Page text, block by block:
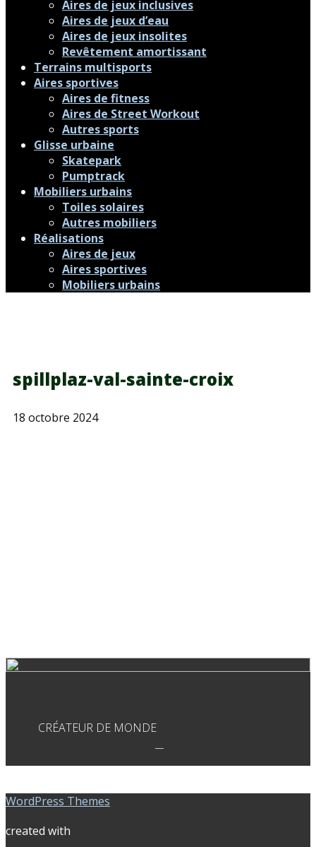
Aires de jeux inclusives
Aires de jeux d’eau
Aires de jeux insolites
Revêtement amortissant
Terrains multisports
Aires sportives
Aires de fitness
Aires de Street Workout
Autres sports
Glisse urbaine
Skatepark
Pumptrack
Mobiliers urbains
Toiles solaires
Autres mobiliers
Réalisations
Aires de jeux
Aires sportives
Mobiliers urbains
spillplaz-val-sainte-croix
18 octobre 2024
CRÉATEUR DE MONDE
WordPress Themes
created with